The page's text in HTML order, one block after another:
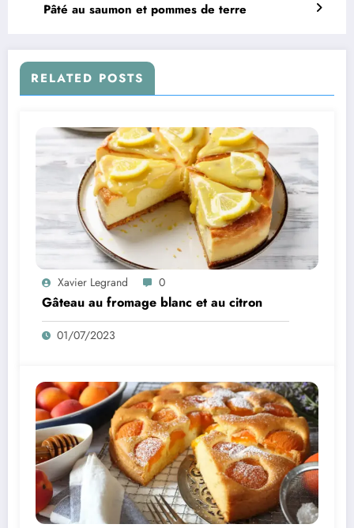
Pâté au saumon et pommes de terre
RELATED POSTS
Xavier Legrand 0
Gâteau au fromage blanc et au citron
01/07/2023